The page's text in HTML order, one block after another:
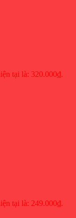
tại là: 320.000₫.
tại là: 249.000₫.